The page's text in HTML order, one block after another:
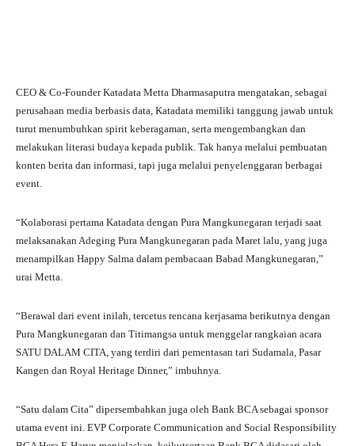
CEO & Co-Founder Katadata Metta Dharmasaputra mengatakan, sebagai
perusahaan media berbasis data, Katadata memiliki tanggung jawab untuk
turut menumbuhkan spirit keberagaman, serta mengembangkan dan
melakukan literasi budaya kepada publik. Tak hanya melalui pembuatan
konten berita dan informasi, tapi juga melalui penyelenggaran berbagai
event.
“Kolaborasi pertama Katadata dengan Pura Mangkunegaran terjadi saat
melaksanakan Adeging Pura Mangkunegaran pada Maret lalu, yang juga
menampilkan Happy Salma dalam pembacaan Babad Mangkunegaran,”
urai Metta.
“Berawal dari event inilah, tercetus rencana kerjasama berikutnya dengan
Pura Mangkunegaran dan Titimangsa untuk menggelar rangkaian acara
SATU DALAM CITA, yang terdiri dari pementasan tari Sudamala, Pasar
Kangen dan Royal Heritage Dinner,” imbuhnya.
“Satu dalam Cita” dipersembahkan juga oleh Bank BCA sebagai sponsor
utama event ini. EVP Corporate Communication and Social Responsibility